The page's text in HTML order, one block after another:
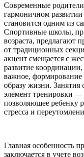
Современные
гармоничном
становится одним из
Спортивные школы,
возраста, предлагают
от традиционных
акцент смещается с
развитие
важное, формирование
образу жизни. Занятия
элемент тренировки —
позволяющее ребенку
стресса и
Главная особенность
заключается в учете